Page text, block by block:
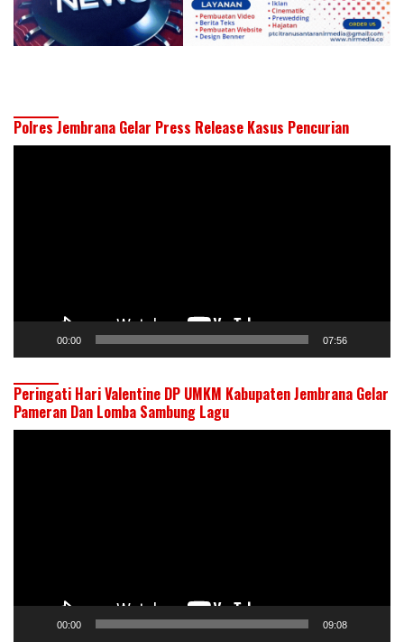
Polres Jembrana Gelar Press Release Kasus Pencurian
00:00 07:56
Peringati Hari Valentine DP UMKM Kabupaten Jembrana Gelar
Pameran Dan Lomba Sambung Lagu
00:00 09:08